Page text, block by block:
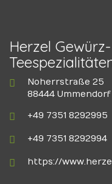
Herzel
Noherrstraße 25
88444 Ummendorf
+49 7351 8292995
+49 7351 8292994
https://